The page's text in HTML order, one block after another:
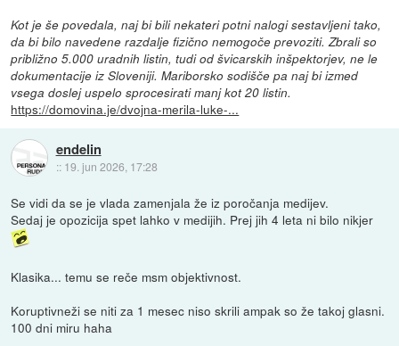
Kot je še povedala, naj bi bili nekateri potni nalogi sestavljeni tako,
da bi bilo navedene razdalje fizično nemogoče prevoziti. Zbrali so
približno 5.000 uradnih listin, tudi od švicarskih inšpektorjev, ne le
dokumentacije iz Sloveniji. Mariborsko sodišče pa naj bi izmed
vsega doslej uspelo sprocesirati manj kot 20 listin.
https://domovina.je/dvojna-merila-luke-...
endelin
:: 19. jun 2026, 17:28
Se vidi da se je vlada zamenjala že iz poročanja medijev.
Sedaj je opozicija spet lahko v medijih. Prej jih 4 leta ni bilo nikjer
Klasika... temu se reče msm objektivnost.
Koruptivneži se niti za 1 mesec niso skrili ampak so že takoj glasni.
100 dni miru haha